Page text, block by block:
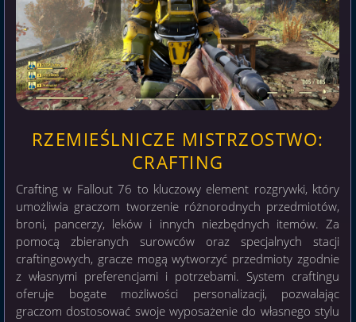
RZEMIEŚLNICZE MISTRZOSTWO:
CRAFTING
Crafting w Fallout 76 to kluczowy element rozgrywki, który
umożliwia graczom tworzenie różnorodnych przedmiotów,
broni, pancerzy, leków i innych niezbędnych itemów. Za
pomocą zbieranych surowców oraz specjalnych stacji
craftingowych, gracze mogą wytworzyć przedmioty zgodnie
z własnymi preferencjami i potrzebami. System craftingu
oferuje bogate możliwości personalizacji, pozwalając
graczom dostosować swoje wyposażenie do własnego stylu